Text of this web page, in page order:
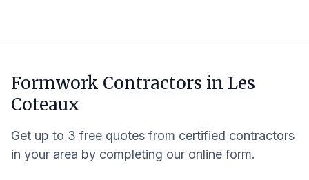
Formwork Contractors in Les
Coteaux
Get up to 3 free quotes from certified contractors
in your area by completing our online form.